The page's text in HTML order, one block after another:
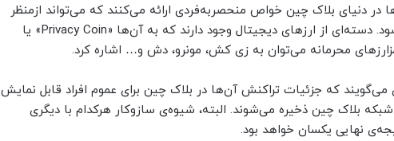
در دنیای بلاک چین خواص منحصر‌به‌فردی ارائه می‌کنند که می‌تواند ازمنظر
بازاریابی مزیت رقابتی آن‌ها تلقی شود. دسته‌ای از ارزهای دیجیتال وجود دارند که به آن‌ها «Privacy Coin» یا
محرمانه می‌توان به زی کش، مونرو، دش و… اشاره کرد.
می‌گویند که جزئیات تراکنش آن‌ها در بلاک چین برای عموم افراد قابل نمایش
بلاک چین ذخیره می‌شوند. البته، شیوه‌ی سازوکار هرکدام با دیگری
نهایی یکسان خواهد بود.